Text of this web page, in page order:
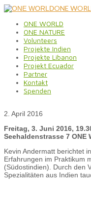
ONE
ONE WORLD
ONE NATURE
Volunteers
Projekte Indien
Projekte Libanon
Projekt Ecuador
Partner
Kontakt
Spenden
2. April 2016
Freitag, 3. Juni 2016,
Seehaldenstrasse 7 ONE
Kevin Andermatt berichtet
Erfahrungen im Praktikum
(Südostindien). Durch den
Spezialitäten aus Indien